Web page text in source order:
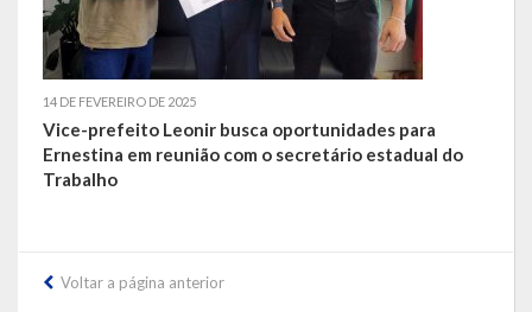
Conselhos Municipais
Regulamentos
Editais
Termos de Compromisso
14 DE FEVEREIRO DE 2025
Vice-prefeito Leonir busca oportunidades para
Ernestina em reunião com o secretário estadual do
Trabalho
Voltar a página anterior